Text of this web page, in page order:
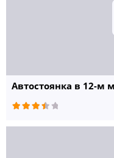
Автостоянка в 12-м